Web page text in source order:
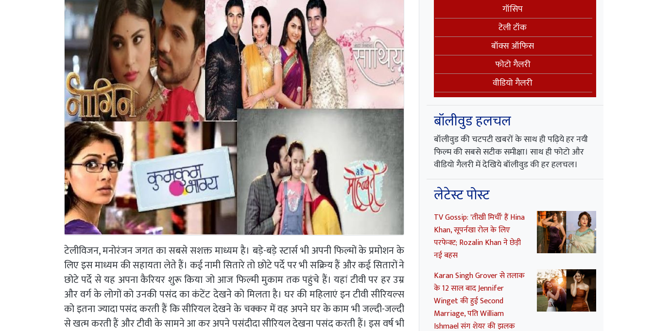
टेलीविजन, मनोरंजन जगत का सबसे सशक्त माध्यम है। बड़े-बड़े स्टार्स भी अपनी फिल्मों के प्रमोशन के
लिए इस माध्यम की सहायता लेते हैं। कई नामी सितारे तो छोटे पर्दे पर भी सक्रिय हैं और कई सितारों ने
छोटे पर्दे से यह अपना कैरियर शुरू किया जो आज फिल्मी मुकाम तक पहुंचे हैं। यहां टीवी पर हर उम्र
और वर्ग के लोगों को उनकी पसंद का कंटेंट देखने को मिलता है। घर की महिलाएं इन टीवी सीरियल्स
को इतना ज्यादा पसंद करती हैं कि सीरियल देखने के चक्कर में वह अपने घर के काम भी जल्दी-जल्दी
से खत्म करती हैं और टीवी के सामने आ कर अपने पसंदीदा सीरियल देखना पसंद करती हैं। इस वर्ष भी
गॉसिप
टेली टॉक
बॉक्स ऑफिस
फोटो गैलरी
वीडियो गैलरी
बॉलीवुड हलचल
बॉलीवुड की चटपटी खबरों के साथ ही पढ़िये हर नयी
फिल्म की सबसे सटीक समीक्षा। साथ ही फोटो और
वीडियो गैलरी में देखिये बॉलीवुड की हर हलचल।
लेटेस्ट पोस्ट
TV Gossip: 'तीखी मिर्ची' हैं Hina
Khan, सूपर्नखा रोल के लिए
परफेक्ट; Rozalin Khan ने छेड़ी
नई बहस
Karan Singh Grover से तलाक
के 12 साल बाद Jennifer
Winget की हुई Second
Marriage, पति William
Ishmael संग शेयर की झलक